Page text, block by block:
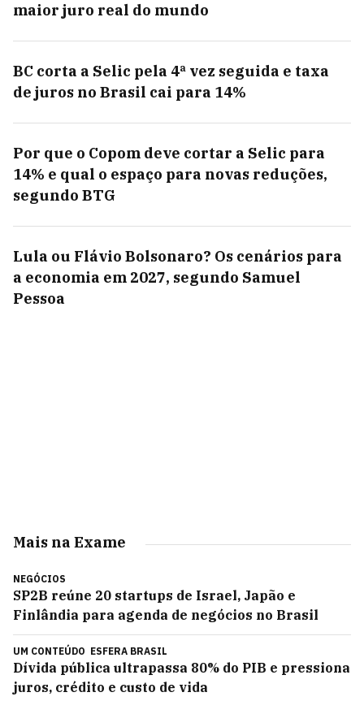
maior juro real do mundo
BC corta a Selic pela 4ª vez seguida e taxa
de juros no Brasil cai para 14%
Por que o Copom deve cortar a Selic para
14% e qual o espaço para novas reduções,
segundo BTG
Lula ou Flávio Bolsonaro? Os cenários para
a economia em 2027, segundo Samuel
Pessoa
Mais na Exame
NEGÓCIOS
SP2B reúne 20 startups de Israel, Japão e
Finlândia para agenda de negócios no Brasil
UM CONTEÚDO ESFERA BRASIL
Dívida pública ultrapassa 80% do PIB e pressiona
juros, crédito e custo de vida